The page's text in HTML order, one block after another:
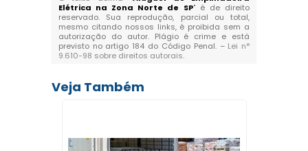
Elétrica na Zona Norte de SP" é de direito
reservado. Sua reprodução, parcial ou total,
mesmo citando nossos links, é proibida sem a
autorização do autor. Plágio é crime e está
previsto no artigo 184 do Código Penal. – Lei n°
9.610-98 sobre direitos autorais.
Veja Também